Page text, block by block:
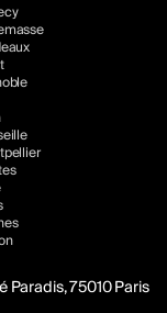
Paradis, 75010 Paris